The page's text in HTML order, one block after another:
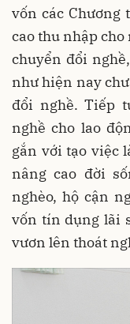
vốn các Chương
cao thu nhập
chuyển đổi
như hiện nay
đổi nghề. Tiếp
nghề cho lao
gắn với tạo việc
nâng cao đời
nghèo, hộ cận
vốn tín dụng lãi
vươn lên thoát